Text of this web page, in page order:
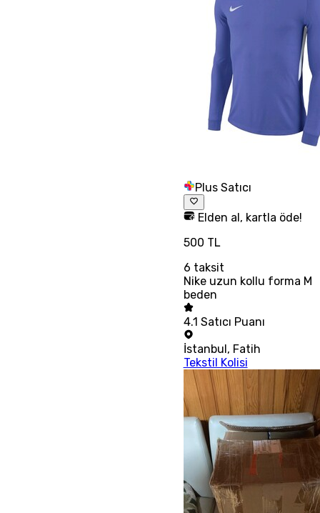
Plus Satıcı
Elden al, kartla öde!
500 TL
6 taksit
Nike uzun kollu forma M
beden
4.1 Satıcı Puanı
İstanbul, Fatih
Tekstil Kolisi